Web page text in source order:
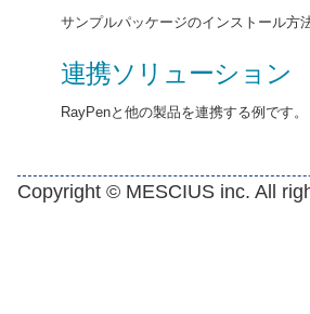
サンプルパッケージのインストール方
連携ソリューション
RayPenと他の製品を連携する例です。
Copyright © MESCIUS inc. All